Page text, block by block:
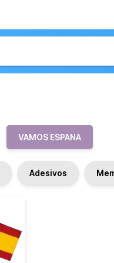
VAMOS ESPANA
Adesivos